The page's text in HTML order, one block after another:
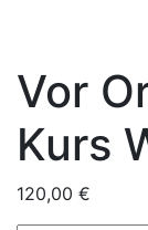
Vor
Kurs
120,00 €